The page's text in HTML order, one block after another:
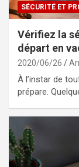
SÉCURITÉ ET
Vérifiez la
départ en
2020/06/26
À l’instar de
prépare.